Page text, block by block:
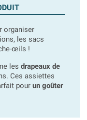
organiser
les sacs
œils !
les drapeaux de
Ces assiettes
pour un goûter